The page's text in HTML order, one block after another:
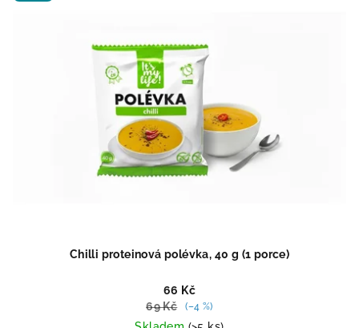
Chilli proteinová polévka, 40 g (1 porce)
66 Kč
69 Kč
(–4 %)